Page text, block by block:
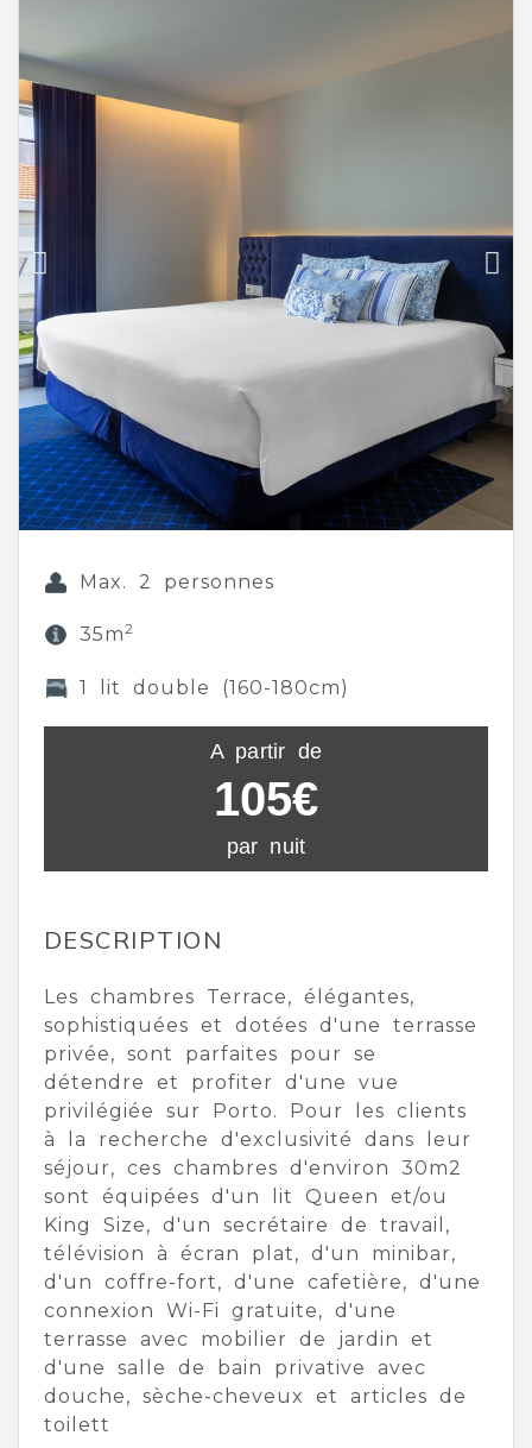
Max. 2 personnes
35m2
1 lit double (160-180cm)
A partir de
105€
par nuit
DESCRIPTION
Les chambres Terrace, élégantes,
sophistiquées et dotées d'une terrasse
privée, sont parfaites pour se
détendre et profiter d'une vue
privilégiée sur Porto. Pour les clients
à la recherche d'exclusivité dans leur
séjour, ces chambres d'environ 30m2
sont équipées d'un lit Queen et/ou
King Size, d'un secrétaire de travail,
télévision à écran plat, d'un minibar,
d'un coffre-fort, d'une cafetière, d'une
connexion Wi-Fi gratuite, d'une
terrasse avec mobilier de jardin et
d'une salle de bain privative avec
douche, sèche-cheveux et articles de
toilett